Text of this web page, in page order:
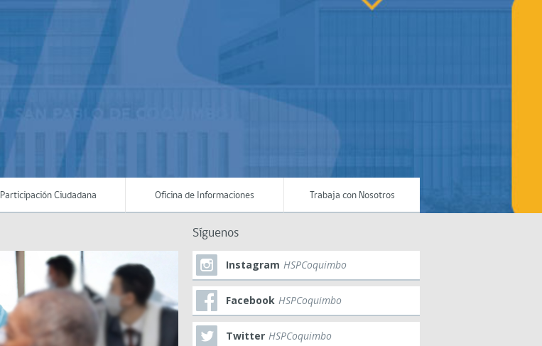
Participación Ciudadana Oficina de Informaciones Trabaja con Nosotros
Síguenos
Instagram HSPCoquimbo
Facebook HSPCoquimbo
Twitter HSPCoquimbo